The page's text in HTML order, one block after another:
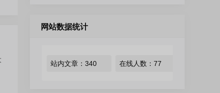
网站数据统计
站内文章： 340 在线人数： 77